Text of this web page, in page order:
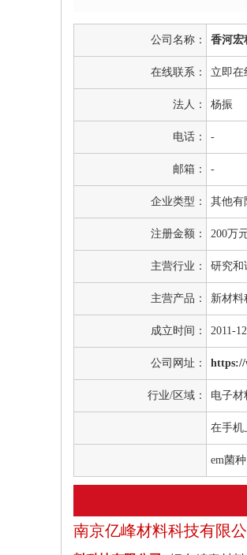
公司名称： 香河宏
在线联系： 立即在
法人： 杨振
电话： -
邮箱： -
企业类型： 其他有
注册金额： 200万
主营行业： 研究和
主营产品： 新材
成立时间： 2011-
公司网址： https://
行业/区域： 电子材
在手机
em菌种
南京亿峰材料科技有限公